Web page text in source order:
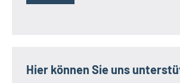
Hier können Sie uns